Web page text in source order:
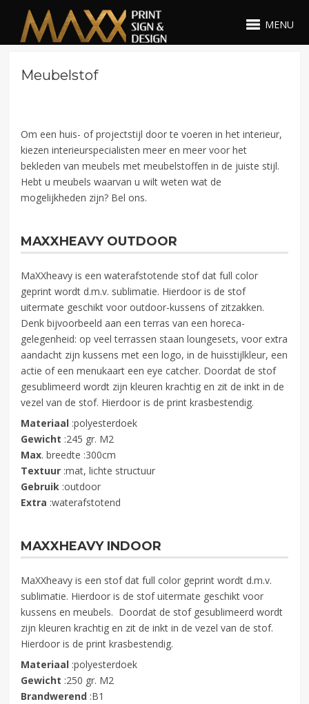
MENU
Meubelstof
Om een huis- of projectstijl door te voeren in het interieur,
kiezen interieurspecialisten meer en meer voor het
bekleden van meubels met meubelstoffen in de juiste stijl.
Hebt u meubels waarvan u wilt weten wat de
mogelijkheden zijn? Bel ons.
MAXXHEAVY OUTDOOR
MaXXheavy is een waterafstotende stof dat full color
geprint wordt d.m.v. sublimatie. Hierdoor is de stof
uitermate geschikt voor outdoor-kussens of zitzakken.
Denk bijvoorbeeld aan een terras van een horeca-
gelegenheid: op veel terrassen staan loungesets, voor extra
aandacht zijn kussens met een logo, in de huisstijlkleur, een
actie of een menukaart een eye catcher. Doordat de stof
gesublimeerd wordt zijn kleuren krachtig en zit de inkt in de
vezel van de stof. Hierdoor is de print krasbestendig.
Materiaal :polyesterdoek
Gewicht :245 gr. M2
Max. breedte :300cm
Textuur :mat, lichte structuur
Gebruik :outdoor
Extra :waterafstotend
MAXXHEAVY INDOOR
MaXXheavy is een stof dat full color geprint wordt d.m.v.
sublimatie. Hierdoor is de stof uitermate geschikt voor
kussens en meubels. Doordat de stof gesublimeerd wordt
zijn kleuren krachtig en zit de inkt in de vezel van de stof.
Hierdoor is de print krasbestendig.
Materiaal :polyesterdoek
Gewicht :250 gr. M2
Brandwerend :B1